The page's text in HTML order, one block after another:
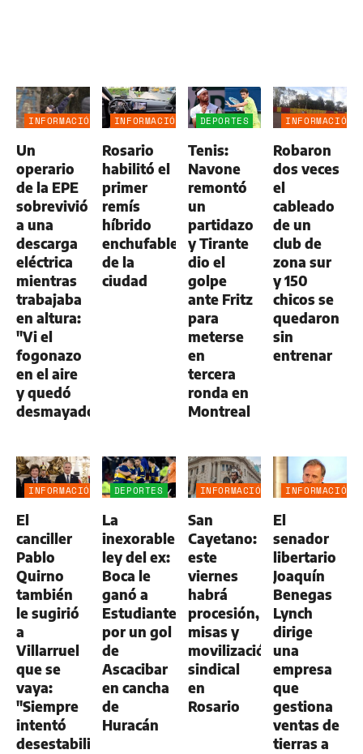
INFORMACIÓN
Un
operario
de la EPE
sobrevivió
a una
descarga
eléctrica
mientras
trabajaba
en altura:
"Vi el
fogonazo
en el aire
y quedó
desmayado"
INFORMACIÓN
Rosario
habilitó el
primer
remís
híbrido
enchufable
de la
ciudad
DEPORTES
Tenis:
Navone
remontó
un
partidazo
y Tirante
dio el
golpe
ante Fritz
para
meterse
en
tercera
ronda en
Montreal
INFORMACIÓN
Robaron
dos veces
el
cableado
de un
club de
zona sur
y 150
chicos se
quedaron
sin
entrenar
INFORMACIÓN
El
canciller
Pablo
Quirno
también
le sugirió
a
Villarruel
que se
vaya:
"Siempre
intentó
desestabilizar"
DEPORTES
La
inexorable
ley del ex:
Boca le
ganó a
Estudiantes
por un gol
de
Ascacibar
en cancha
de
Huracán
INFORMACIÓN
San
Cayetano:
este
viernes
habrá
procesión,
misas y
movilización
sindical
en
Rosario
INFORMACIÓN
El
senador
libertario
Joaquín
Benegas
Lynch
dirige
una
empresa
que
gestiona
ventas de
tierras a